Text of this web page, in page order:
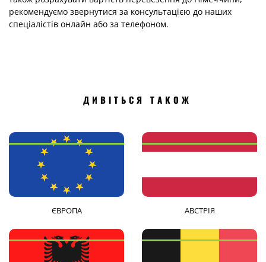
рекомендуємо звернутися за консультацією до наших
спеціалістів онлайн або за телефоном.
ДИВІТЬСЯ ТАКОЖ
ЄВРОПА АВСТРІЯ